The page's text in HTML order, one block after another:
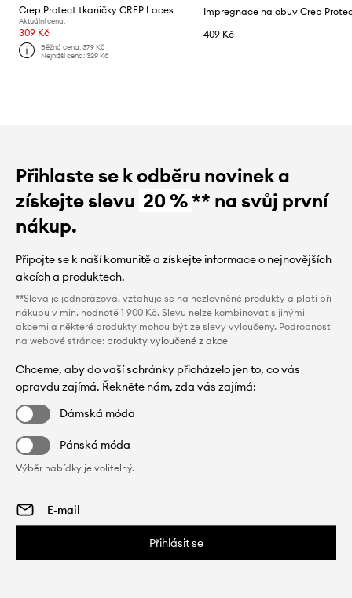
Crep Protect tkaničky CREP Laces
Aktuální cena:
309 Kč
Běžná cena:379 Kč
Nejnižší cena:329 Kč
Impregnace na obuv Crep
409 Kč
Přihlaste se k odběru novinek a
získejte slevu 20 %** na svůj první
nákup.
Připojte se k naší komunitě a získejte informace o nejnovějších
akcích a produktech.
**Sleva je jednorázová, vztahuje se na nezlevněné produkty a platí při
nákupu v min. hodnotě 1 900 Kč. Slevu nelze kombinovat s jinými
akcemi a některé produkty mohou být ze slevy vyloučeny. Podrobnosti
na webové stránce: produkty vyloučené z akce
Chceme, aby do vaší schránky přicházelo jen to, co vás
opravdu zajímá. Řekněte nám, zda vás zajímá:
Dámská móda
Pánská móda
Výběr nabídky je volitelný.
Přihlásit se